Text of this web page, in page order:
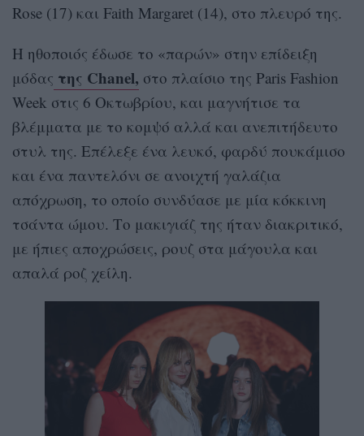
Rose (17) και Faith Margaret (14), στο πλευρό της.
Η ηθοποιός έδωσε το «παρών» στην επίδειξη
μόδας της Chanel, στο πλαίσιο της Paris Fashion
Week στις 6 Οκτωβρίου, και μαγνήτισε τα
βλέμματα με το κομψό αλλά και ανεπιτήδευτο
στυλ της. Επέλεξε ένα λευκό, φαρδύ πουκάμισο
και ένα παντελόνι σε ανοιχτή γαλάζια
απόχρωση, το οποίο συνδύασε με μία κόκκινη
τσάντα ώμου. Το μακιγιάζ της ήταν διακριτικό,
με ήπιες αποχρώσεις, ρουζ στα μάγουλα και
απαλά ροζ χείλη.